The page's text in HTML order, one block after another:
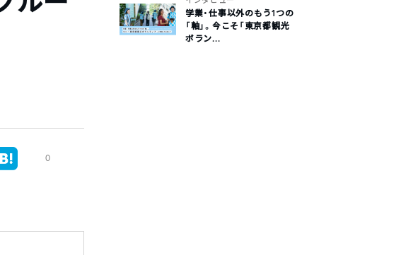
0
学業・仕事以外のもう1つの
「軸」。今こそ「東京都観光
ボラン...